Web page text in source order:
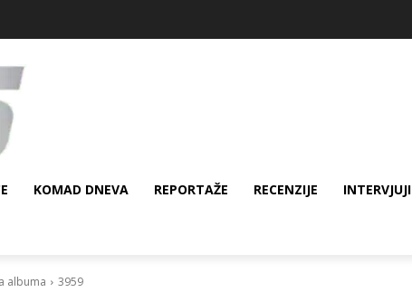
KOMAD DNEVA REPORTAŽE RECENZIJE INTERVJUJI
albuma 3959